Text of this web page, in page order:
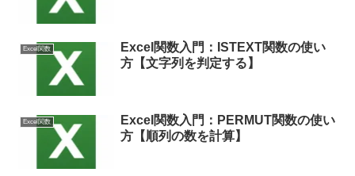
Excel関数
Excel関数入門：ISTEXT関数の使い
方【文字列を判定する】
Excel関数
Excel関数入門：PERMUT関数の使い
方【順列の数を計算】